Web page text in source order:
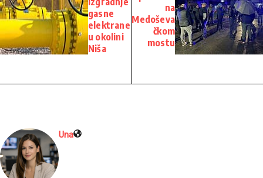
gasne
elektrane
u okolini
Niša
na
Medoševa
čkom
mostu
Una